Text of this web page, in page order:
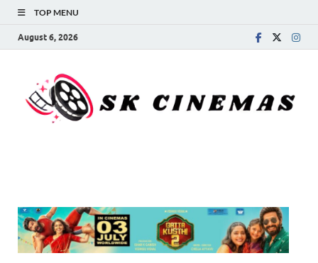
TOP MENU
August 6, 2026